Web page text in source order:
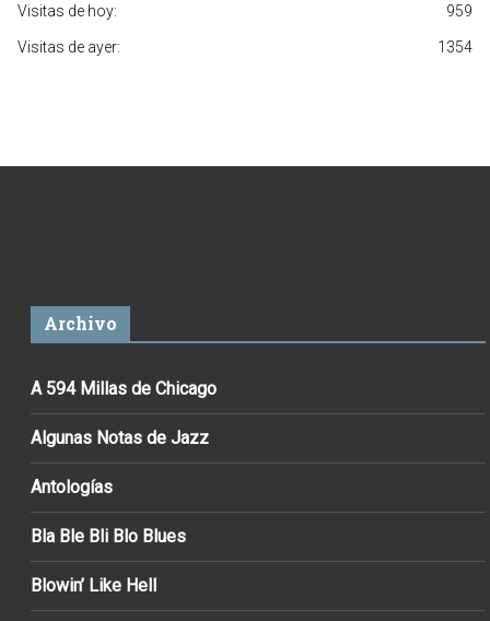
959
Visitas de hoy:
1354
Visitas de ayer:
Archivo
A 594 Millas de Chicago
Algunas Notas de Jazz
Antologías
Bla Ble Bli Blo Blues
Blowin’ Like Hell